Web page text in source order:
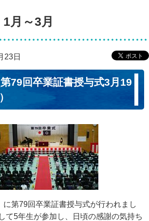
月～3月
23日
79回卒業証書授与式3月19
に第79回卒業証書授与式が行われまし
て5年生が参加し、日頃の感謝の気持ち